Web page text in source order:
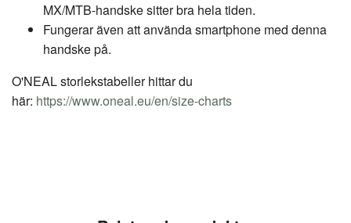
MX/MTB-handske sitter bra hela tiden.
Fungerar även att använda smartphone med denna
handske på.
O'NEAL storlekstabeller hittar du
här: https://www.oneal.eu/en/size-charts